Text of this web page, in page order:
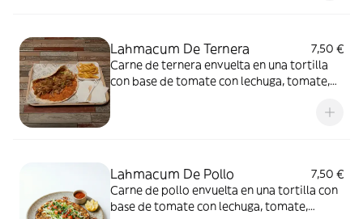
Lahmacum De Ternera
7,50 €
Carne de ternera envuelta en una tortilla
con base de tomate con lechuga, tomate,
Lahmacum De Pollo
7,50 €
Carne de pollo envuelta en una tortilla con
base de tomate con lechuga, tomate,